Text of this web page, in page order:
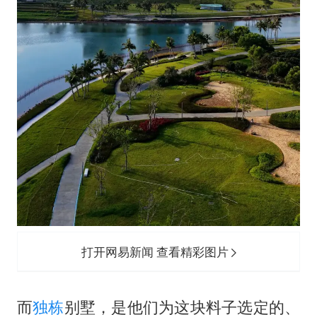
打开网易新闻 查看精彩图片
而独栋别墅，是他们为这块料子选定的、